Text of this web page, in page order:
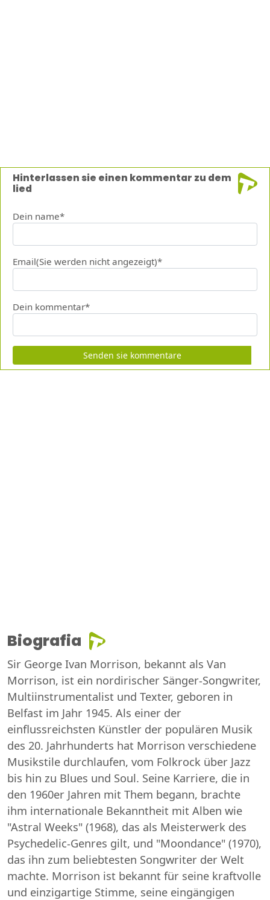
Hinterlassen sie einen kommentar zu dem
lied
Dein name*
Email(Sie werden nicht angezeigt)*
Dein kommentar*
Senden sie kommentare
Biografia
Sir George Ivan Morrison, bekannt als Van
Morrison, ist ein nordirischer Sänger-Songwriter,
Multiinstrumentalist und Texter, geboren in
Belfast im Jahr 1945. Als einer der
einflussreichsten Künstler der populären Musik
des 20. Jahrhunderts hat Morrison verschiedene
Musikstile durchlaufen, vom Folkrock über Jazz
bis hin zu Blues und Soul. Seine Karriere, die in
den 1960er Jahren mit Them begann, brachte
ihm internationale Bekanntheit mit Alben wie
"Astral Weeks" (1968), das als Meisterwerk des
Psychedelic-Genres gilt, und "Moondance" (1970),
das ihn zum beliebtesten Songwriter der Welt
machte. Morrison ist bekannt für seine kraftvolle
und einzigartige Stimme, seine eingängigen